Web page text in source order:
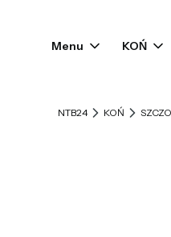
Menu KOŃ
NTB24 KOŃ